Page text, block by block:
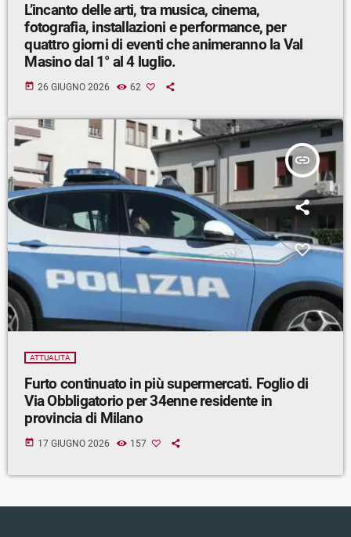
L’incanto delle arti, tra musica, cinema,
fotografia, installazioni e performance, per
quattro giorni di eventi che animeranno la Val
Masino dal 1° al 4 luglio.
today 26 GIUGNO 2026 62
insert_link
ATTUALITÀ
Furto continuato in più supermercati. Foglio di
Via Obbligatorio per 34enne residente in
provincia di Milano
today 17 GIUGNO 2026 157